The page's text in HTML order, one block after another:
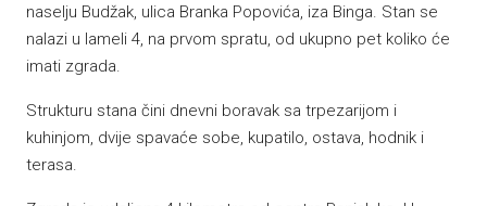
naselju Budžak, ulica Branka Popovića, iza Binga. Stan se
nalazi u lameli 4, na prvom spratu, od ukupno pet koliko će
imati zgrada.
Strukturu stana čini dnevni boravak sa trpezarijom i
kuhinjom, dvije spavaće sobe, kupatilo, ostava, hodnik i
terasa.